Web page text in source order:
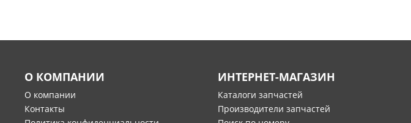
О КОМПАНИИ
О компании
Контакты
ИНТЕРНЕТ-МАГАЗИН
Каталоги запчастей
Производители запчастей